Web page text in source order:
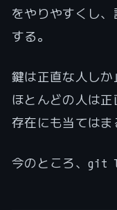
をやりやすくし
する。
鍵は正直な人しか
ほとんどの人は
存在にも当てはま
今のところ、git